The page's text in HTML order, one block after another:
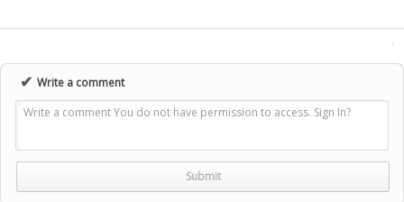
✔ Write a comment
Write a comment You do not have permission to access. Sign In?